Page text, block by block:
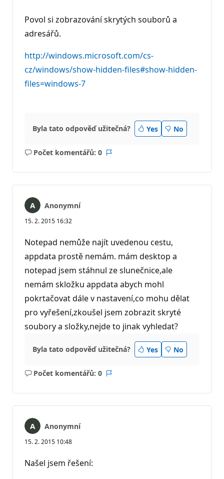
Povol si zobrazování skrytých souborů a
adresářů.
http://windows.microsoft.com/cs-
cz/windows/show-hidden-files#show-hidden-
files=windows-7
Byla tato odpověď užitečná? Yes No
Počet komentářů: 0
Žádné
Anonymní
15. 2. 2015 16:32
Notepad nemůže najít uvedenou cestu,
appdata prostě nemám. mám desktop a
notepad jsem stáhnul ze slunečnice,ale
nemám skložku appdata abych mohl
pokrtačovat dále v nastavení,co mohu dělat
pro vyřešení,zkoušel jsem zobrazit skryté
soubory a složky,nejde to jinak vyhledat?
Byla tato odpověď užitečná? Yes No
Počet komentářů: 0
Žádné
Anonymní
15. 2. 2015 10:48
Našel jsem řešení: